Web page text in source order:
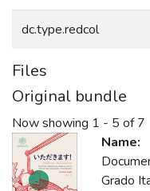
dc.type.redcol
Files
Original bundle
Now showing 1 - 5 of 7
Name:
Grado